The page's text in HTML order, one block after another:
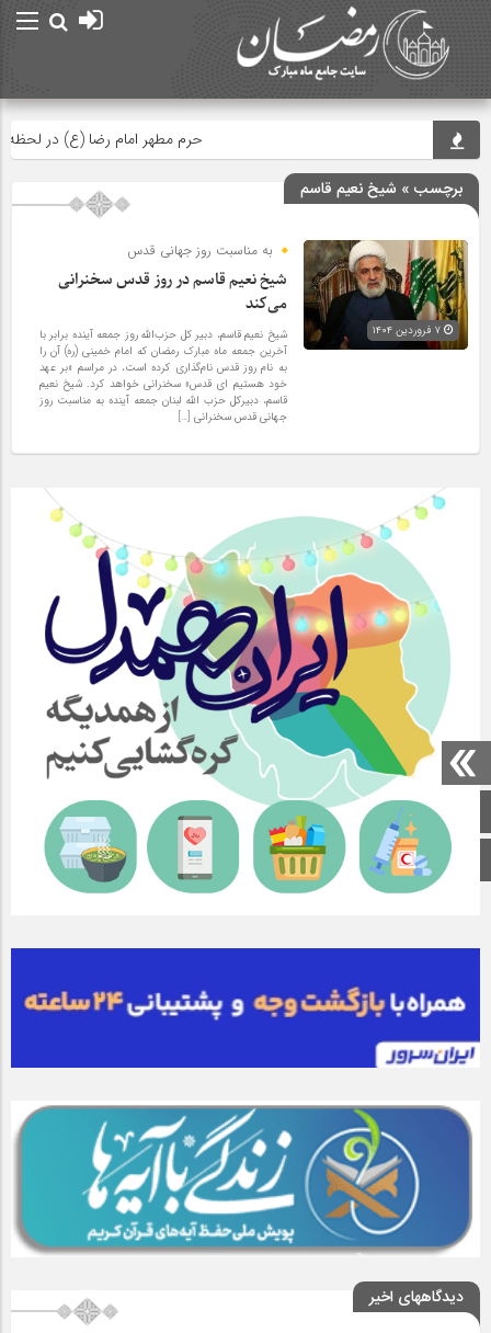
صفحه اصلی
اینستاگرام
حرم مطهر امام رضا (ع) در لحظه
برچسب » شیخ نعیم قاسم
به مناسبت روز جهانی قدس
شیخ نعیم قاسم در روز قدس سخنرانی
می‌کند
شیخ نعیم قاسم، دبیر کل حزب‌الله روز جمعه آینده برابر با
آخرین جمعه ماه مبارک رمضان که امام خمینی (ره) آن را
به نام روز قدس نام‌گذاری کرده است، در مراسم «بر عهد
خود هستیم ای قدس» سخنرانی خواهد کرد. شیخ نعیم
قاسم، دبیرکل حزب الله لبنان جمعه آینده به مناسبت روز
جهانی قدس سخنرانی […]
دیدگاههای اخیر